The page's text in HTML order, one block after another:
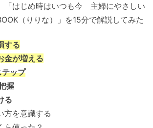
「はじめ時はいつも今 主婦にやさしい
（りりな）」を15分で解説してみた
する
金が増える
ップ
握
る
を意識する